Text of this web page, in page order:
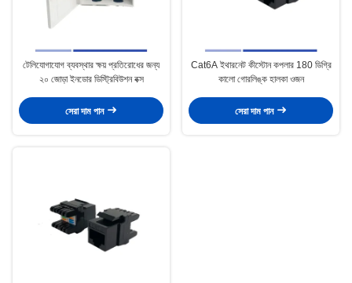
টেলিযোগাযোগ ব্যবস্থার ক্ষয় প্রতিরোধের জন্য
২০ জোড়া ইনডোর ডিস্ট্রিবিউশন বক্স
সেরা দাম পান
Cat6A ইথারনেট কীস্টোন কপলার 180 ডিগ্রি
কালো গোরলিঙ্ক হালকা ওজন
সেরা দাম পান